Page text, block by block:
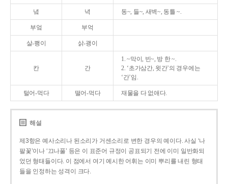
녘 녁 동~, 들~, 새벽~, 동틀 ~.
부엌 부억
살-쾡이 삵-괭이
칸 간
1. ~막이, 빈~, 방 한 ~.
2. ‘초가삼간, 윗간’의 경우에는
‘간’임.
털어-먹다 떨어-먹다 재물을 다 없애다.
해설
제3항은 예사소리나 된소리가 거센소리로 변한 경우의 예이다. 사실 ‘나
팔꽃’이나 ‘끄나풀’ 등은 이 표준어 규정이 공표되기 전에 이미 일반화되
었던 형태들이다. 이 점에서 여기 예시한 어휘는 이미 뿌리를 내린 형태
들을 인정하는 성격이 크다.